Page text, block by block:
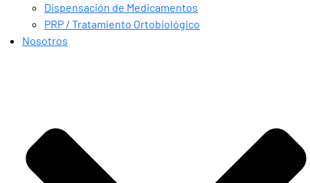
Dispensación de Medicamentos
PRP / Tratamiento Ortobiológico
Nosotros